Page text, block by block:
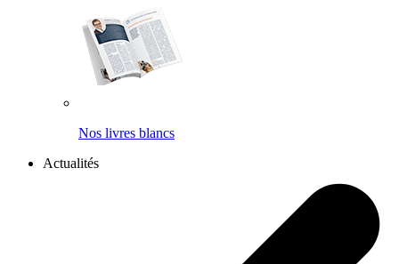
Nos livres blancs
Actualités